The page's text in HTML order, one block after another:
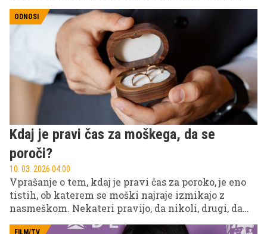
najbolj nenavadnih kozmetičnih procedur. Je "penis
botox" res nova moška lepotna obsesija – ali le še en
bizaren trend iz sveta influencerjev?
ODNOSI
Kdaj je pravi čas za moškega, da se
poroči?
10. 03. 2026 04.00
Vprašanje o tem, kdaj je pravi čas za poroko, je eno
tistih, ob katerem se moški najraje izmikajo z
nasmeškom. Nekateri pravijo, da nikoli, drugi, da
čim prej, tretji pa, da je to odločitev, ki se zgodi, ko